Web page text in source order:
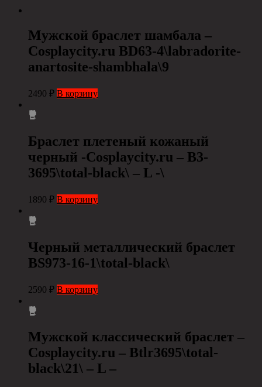
Мужской браслет шамбала –
Cosplaycity.ru BD63-4\labradorite-
anartosite-shambhala\9
2490 ₽ В корзину
Браслет плетеный кожаный
черный -Cosplaycity.ru – B3-
3695\total-black\ – L -\
1890 ₽ В корзину
Черный металлический браслет
BS973-16-1\total-black\
2590 ₽ В корзину
Мужской классический браслет –
Cosplaycity.ru – Btlr3695\total-
black\21\ – L –